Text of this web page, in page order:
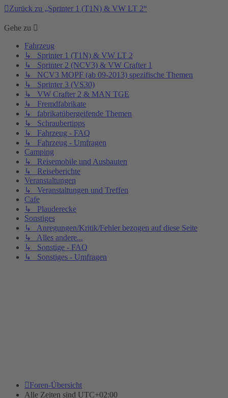
Zurück zu „Sprinter 1 (T1N) & VW LT 2“
Gehe zu
Fahrzeug
↳ Sprinter 1 (T1N) & VW LT 2
↳ Sprinter 2 (NCV3) & VW Crafter 1
↳ NCV3 MOPF (ab 09-2013) spezifische Themen
↳ Sprinter 3 (VS30)
↳ VW Crafter 2 & MAN TGE
↳ Fremdfabrikate
↳ fabrikatübergeifende Themen
↳ Schraubertipps
↳ Fahrzeug - FAQ
↳ Fahrzeug - Umfragen
Camping
↳ Reisemobile und Ausbauten
↳ Reiseberichte
Veranstaltungen
↳ Veranstaltungen und Treffen
Cafe
↳ Plauderecke
Sonstiges
↳ Anregungen/Kritik/Fehler bezogen auf diese Seite
↳ Alles andere...
↳ Sonstige - FAQ
↳ Sonstiges - Umfragen
Foren-Übersicht
Alle Zeiten sind UTC+02:00